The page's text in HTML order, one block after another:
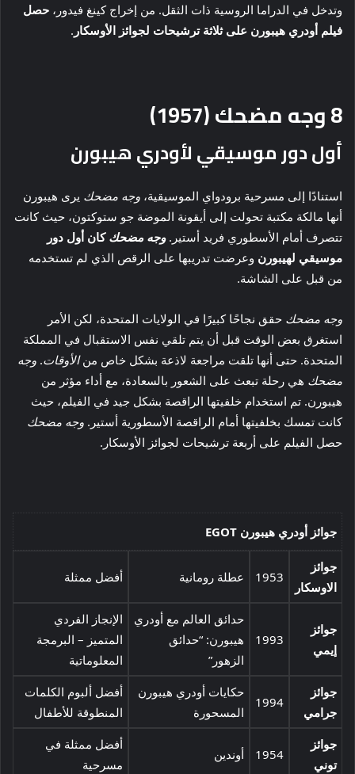
وتدخل في الدراما الروسية ذات الثقل. من إخراج كينغ فيدور، حصل
فيلم أودري هيبورن على ثلاثة ترشيحات لجوائز الأوسكار .
8وجه مضحك (1957)
أول دور موسيقي لأودري هيبورن
استنادًا إلى مسرحية برودواي الموسيقية، وجه مضحك يرى هيبورن
أنها مالكة مكتبة تحولت إلى أيقونة الموضة جو ستوكتون، حيث كانت
تتصرف أمام الأسطوري فريد أستير.وجه مضحك كان أول دور
موسيقي لهيبورن وعرضت تدريبها على الرقص الذي لم تستخدمه
من قبل على الشاشة.
وجه مضحك حقق نجاحًا كبيرًا في الولايات المتحدة، لكن الأمر
استغرق بعض الوقت قبل أن يتم تلقي نفس الاستقبال في المملكة
المتحدة. حتى أنها تلقت مراجعة لاذعة بشكل خاص منالأوقات. وجه
مضحك هي رحلة تبعث على الشعور بالسعادة، مع أداء مؤثر من
هيبورن. تم استخدام خلفيتها الراقصة بشكل جيد في الفيلم، حيث
كانت تمسك بخلفيتها أمام الراقصة الأسطورية أستير. وجه مضحك
حصل الفيلم على أربعة ترشيحات لجوائز الأوسكار.
جوائز أودري هيبورن EGOT
جوائز
الاوسكار
1953 عطلة رومانية أفضل ممثلة
جوائز
إيمي
1993
حدائق العالم مع أودري
هيبورن: “حدائق
الزهور”
الإنجاز الفردي
المتميز – البرمجة
المعلوماتية
جوائز
جرامي
1994
حكايات أودري هيبورن
المسحورة
أفضل ألبوم الكلمات
المنطوقة للأطفال
جوائز
توني
1954 أوندين
أفضل ممثلة في
مسرحية